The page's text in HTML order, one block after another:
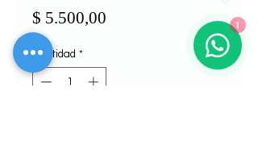
$ 5.500,00
Cantidad *
1